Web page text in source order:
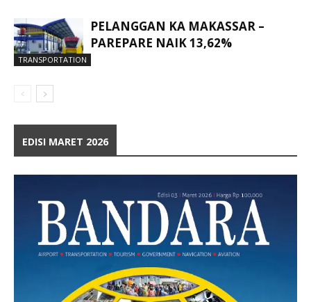
TRANSPORTATION
PELANGGAN KA MAKASSAR –
PAREPARE NAIK 13,62%
EDISI MARET 2026